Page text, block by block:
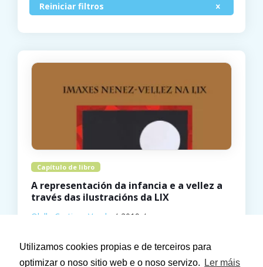
Reiniciar filtros
Capítulo de libro
A representación da infancia e a vellez a
través das ilustracións da LIX
Olalla Cortizas Varela
2019
Utilizamos cookies propias e de terceiros para
optimizar o noso sitio web e o noso servizo.
Ler máis